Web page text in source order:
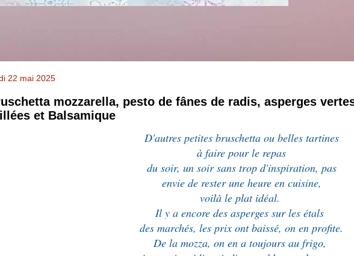
22 mai 2025
mozzarella, pesto de fânes de radis, asperges
et Balsamique
D'autres petites bruschetta ou belles tartines
à faire pour le repas
du soir, un soir sans trop d'inspiration, pas
envie de rester une heure en cuisine,
voilà le plat idéal.
Il y a encore des asperges sur les étals
des marchés, les prix ont baissé, on en profite.
De la mozza, on en a toujours au frigo,